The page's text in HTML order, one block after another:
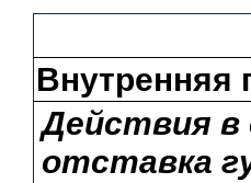
Внутренняя
Действия в
отставка